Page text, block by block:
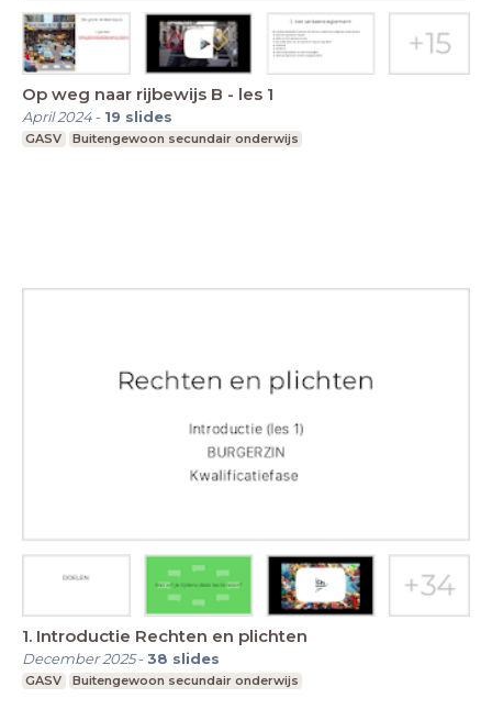
Op weg naar rijbewijs B - les 1
April 2024- 19 slides
GASV Buitengewoon secundair onderwijs
1. Introductie Rechten en plichten
December 2025-38 slides
GASV Buitengewoon secundair onderwijs